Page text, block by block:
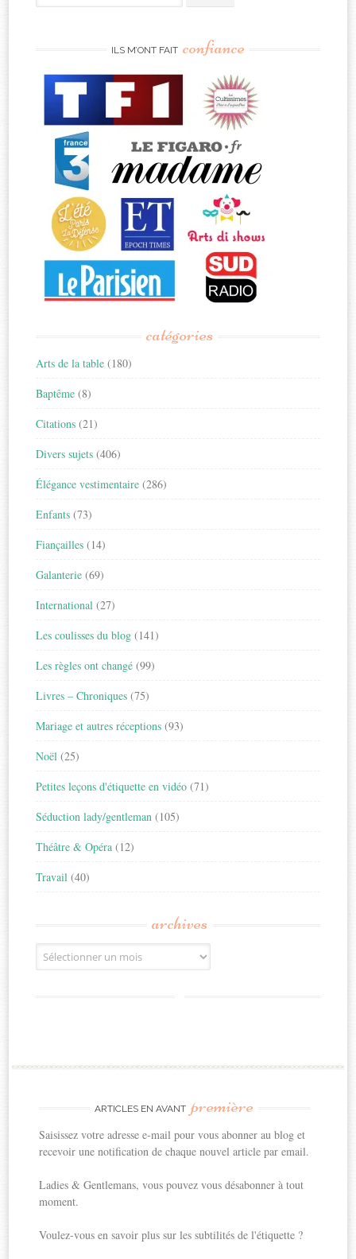
for:
ILS M’ONT FAIT confiance
catégories
Arts de la table (180)
Baptême (8)
Citations (21)
Divers sujets (406)
Élégance vestimentaire (286)
Enfants (73)
Fiançailles (14)
Galanterie (69)
International (27)
Les coulisses du blog (141)
Les règles ont changé (99)
Livres – Chroniques (75)
Mariage et autres réceptions (93)
Noël (25)
Petites leçons d'étiquette en vidéo (71)
Séduction lady/gentleman (105)
Théâtre & Opéra (12)
Travail (40)
archives
Archives
ARTICLES EN AVANT première
Saisissez votre adresse e-mail pour vous abonner au blog et
recevoir une notification de chaque nouvel article par email.
Ladies & Gentlemans, vous pouvez vous désabonner à tout
moment.
Voulez-vous en savoir plus sur les subtilités de l'étiquette ?